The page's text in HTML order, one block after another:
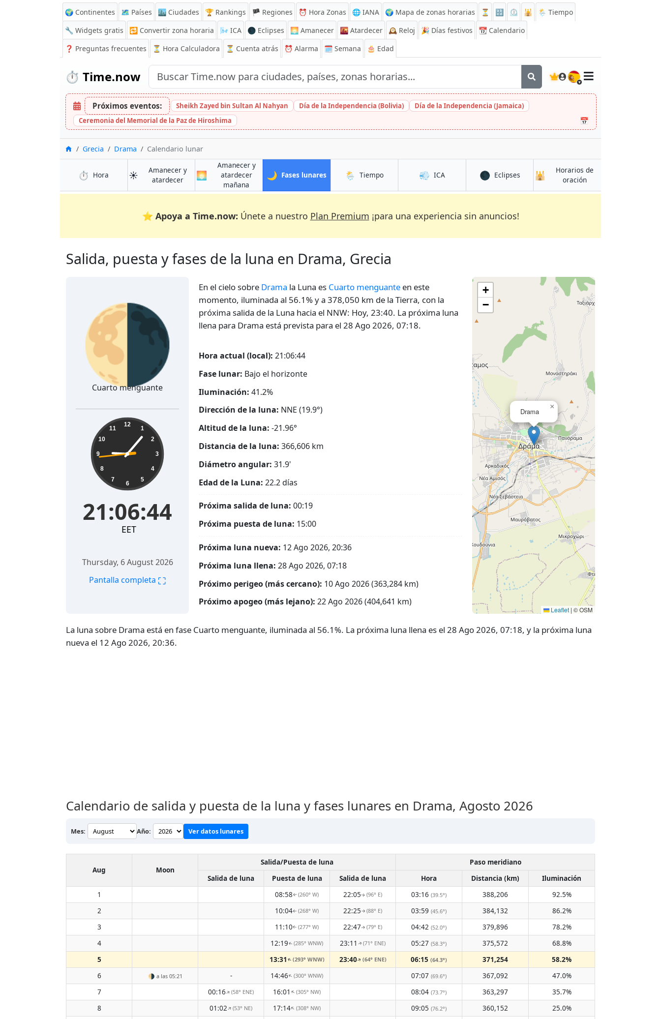
🌍 Continentes 🗺️ Países 🏙️ Ciudades 🏆 Rankings 🏴 Regiones ⏰ Hora Zonas 🌐 IANA 🌍 Mapa de zonas horarias ⏳ 🔡 ⏲️ 🕌
🌦️ Tiempo
🔧 Widgets gratis
🔁 Convertir zona horaria 🌬️ ICA 🌑 Eclipses 🌅 Amanecer 🌇 Atardecer 🕰️ Reloj 🎉 Días festivos 📆 Calendario
❓ Preguntas frecuentes ⏳ Hora Calculadora ⏳ Cuenta atrás ⏰ Alarma 🗓️ Semana 🎂 Edad
⏱️ Time.now 🇪🇸
Próximos eventos: Sheikh Zayed bin Sultan Al Nahyan Día de la Independencia (Bolivia)
Día de la Independencia (Jamaica)
Ceremonia del Memorial de la Paz de Hiroshima
📅
InicioGrecia Drama Calendario lunar
⏱️ Hora en Drama
☀️
Amanecer y
atardeceren Drama
🌅
Amanecer y
atardecer
mañana
🌙 Fases lunaresen Drama
🌦️ Tiempoen Drama 💨 ICAen Drama 🌑 Eclipsesen Drama
🕌
Horarios de
oraciónen Drama
⭐ Apoya a Time.now: Únete a nuestro Plan Premium ¡para una experiencia sin anuncios!
Salida, puesta y fases de la luna en Drama, Grecia
En el cielo sobre Drama la Luna es Cuarto menguante en este
momento, iluminada al 56.1% y a 378,050 km de la Tierra, con la
próxima salida de la Luna hacia el NNW: Hoy, 23:40. La próxima luna
llena para Drama está prevista para el 28 Ago 2026, 07:18.
🌗
Cuarto menguante
21:06:45 12
1
2
3
4
5
6
7
8
9
10
11
21:06:45
EET
Thursday, 6 August 2026
Pantalla completa ⛶
Hora actual (local): 21:06:45
Fase lunar: Bajo el horizonte
Iluminación: 41.2%
Dirección de la luna: NNE (19.9°)
Altitud de la luna: -21.96°
Distancia de la luna: 366,606 km
Diámetro angular: 31.9'
Edad de la Luna: 22.2 días
Próxima salida de luna: 00:19
Próxima puesta de luna: 15:00
Próxima luna nueva: 12 Ago 2026, 20:36
Próxima luna llena: 28 Ago 2026, 07:18
Próximo perigeo (más cercano): 10 Ago 2026 (363,284 km)
Próximo apogeo (más lejano): 22 Ago 2026 (404,641 km)
Drama
×
+
−
Leaflet | © OSM
La luna sobre Drama está en fase Cuarto menguante, iluminada al 56.1%. La próxima luna llena es el 28 Ago 2026, 07:18, y la próxima luna
nueva el 12 Ago 2026, 20:36.
Calendario de salida y puesta de la luna y fases lunares en Drama, Agosto 2026
Mes: Año: Ver datos lunares
Aug Moon
Salida/Puesta de luna
Paso meridiano
Salida de luna
Puesta de luna Salida de luna Hora Distancia (km)
Iluminación
1
08:58↑(260° W) 22:05↑(96° E) 03:16 (39.5°) 388,206
92.5%
2
10:04↑(268° W) 22:25↑(88° E) 03:59 (45.6°) 384,132
86.2%
3
11:10↑(277° W) 22:47↑(79° E) 04:42 (52.0°) 379,896
78.2%
4
12:19↑(285° WNW) 23:11 ↑(71° ENE) 05:27 (58.3°) 375,572
68.8%
5
13:31 ↑(293° WNW) 23:40↑(64° ENE) 06:15 (64.3°) 371,254
58.2%
6
🌗 a las 05:21 - 14:46↑(300° WNW) 07:07 (69.6°) 367,092
47.0%
7
00:16↑(58° ENE) 16:01↑(305° NW) 08:04 (73.7°) 363,297
35.7%
8
01:02↑(53° NE) 17:14↑(308° NW) 09:05 (76.2°) 360,152
25.0%